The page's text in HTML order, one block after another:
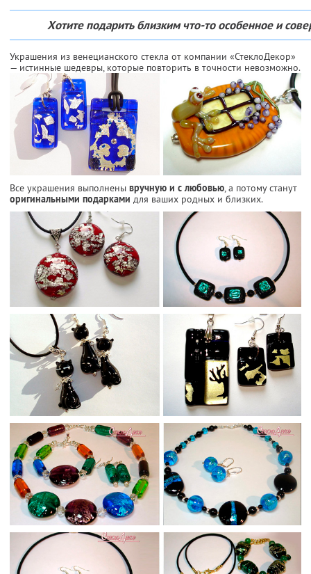
Хотите подарить близким что-то особенное и
Украшения из венецианского стекла от компании «СтеклоДекор»
— истинные шедевры, которые повторить в точности невозможно.
Все украшения выполнены вручную и с любовью, а потому станут
оригинальными подарками для ваших родных и близких.